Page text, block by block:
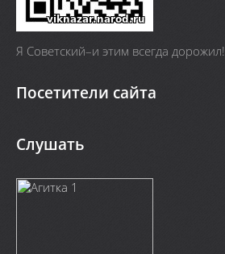
Я Cоветский–и этим всегда дорожил!
Посетители сайта
Слушать